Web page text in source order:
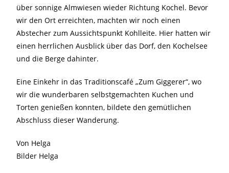
über sonnige Almwiesen wieder Richtung Kochel. Bevor
wir den Ort erreichten, machten wir noch einen
Abstecher zum Aussichtspunkt Kohlleite. Hier hatten wir
einen herrlichen Ausblick über das Dorf, den Kochelsee
und die Berge dahinter.
Eine Einkehr in das Traditionscafé „Zum Giggerer“, wo
wir die wunderbaren selbstgemachten Kuchen und
Torten genießen konnten, bildete den gemütlichen
Abschluss dieser Wanderung.
Von Helga
Bilder Helga